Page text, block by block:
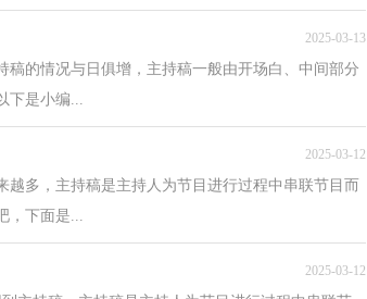
2025-03-13
的情况与日俱增，主持稿一般由开场白、中间部分
下是小编...
2025-03-12
多，主持稿是主持人为节目进行过程中串联节目而
，下面是...
2025-03-12